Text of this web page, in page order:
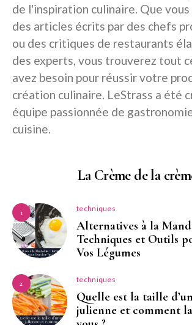
de l'inspiration culinaire. Que vous
des articles écrits par des chefs
ou des critiques de restaurants
des experts, vous trouverez tout
avez besoin pour réussir votre
création culinaire. LeStrass a été
équipe passionnée de
cuisine.
La Crème de la
1 techniques
Alternatives à la
Techniques et Outils
Vos Légumes
2 techniques
Quelle est la taille
julienne et comment